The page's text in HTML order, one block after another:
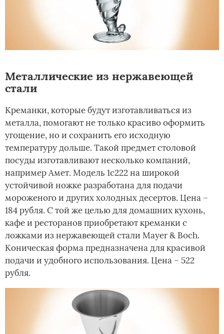
Металлические из нержавеющей
стали
Креманки, которые будут изготавливаться из
металла, помогают не только красиво оформить
угощение, но и сохранить его исходную
температуру дольше. Такой предмет столовой
посуды изготавливают несколько компаний,
например Амет. Модель 1с222 на широкой
устойчивой ножке разработана для подачи
мороженого и других холодных десертов. Цена –
184 рубля. С той же целью для домашних кухонь,
кафе и ресторанов приобретают креманки с
ложками из нержавеющей стали Mayer & Boch.
Коническая форма предназначена для красивой
подачи и удобного использования. Цена – 522
рубля.